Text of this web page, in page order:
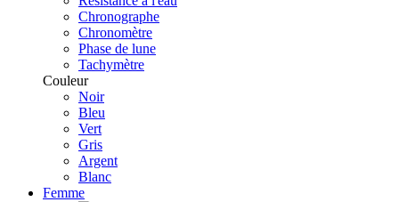
Chronographe
Chronomètre
Phase de lune
Tachymètre
Couleur
Noir
Bleu
Vert
Gris
Argent
Blanc
Femme